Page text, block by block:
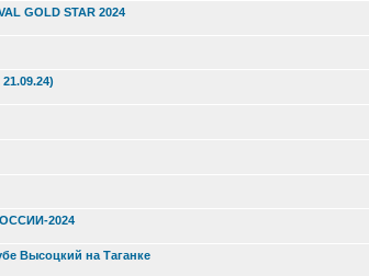
GOLD STAR 2024
2024
Высоцкий на Таганке